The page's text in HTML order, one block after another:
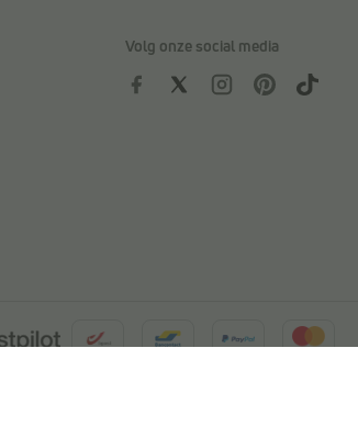
Volg onze social media